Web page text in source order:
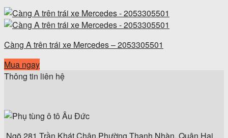
Càng A trên trái xe Mercedes – 2053305501
Mua ngay
Thông tin liên hệ